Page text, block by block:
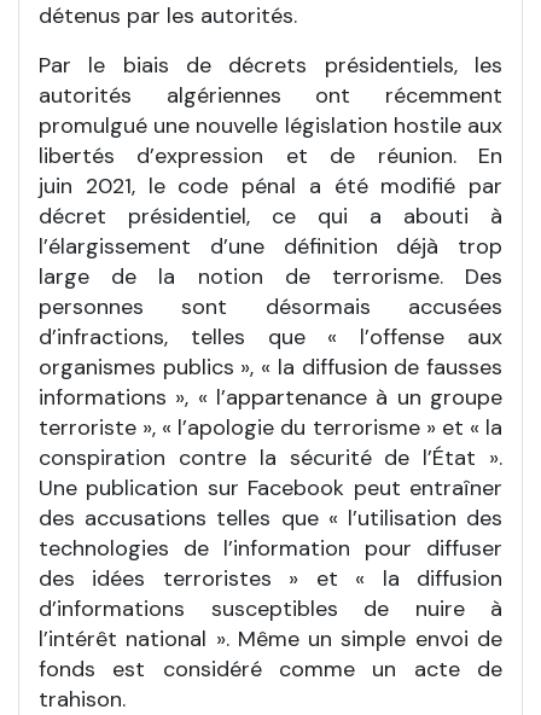
détenus par les autorités.
Par le biais de décrets présidentiels, les
autorités algériennes ont récemment
promulgué une nouvelle législation hostile aux
libertés d’expression et de réunion. En
juin 2021, le code pénal a été modifié par
décret présidentiel, ce qui a abouti à
l’élargissement d’une définition déjà trop
large de la notion de terrorisme. Des
personnes sont désormais accusées
d’infractions, telles que « l’offense aux
organismes publics », « la diffusion de fausses
informations », « l’appartenance à un groupe
terroriste », « l’apologie du terrorisme » et « la
conspiration contre la sécurité de l’État ».
Une publication sur Facebook peut entraîner
des accusations telles que « l’utilisation des
technologies de l’information pour diffuser
des idées terroristes » et « la diffusion
d’informations susceptibles de nuire à
l’intérêt national ». Même un simple envoi de
fonds est considéré comme un acte de
trahison.